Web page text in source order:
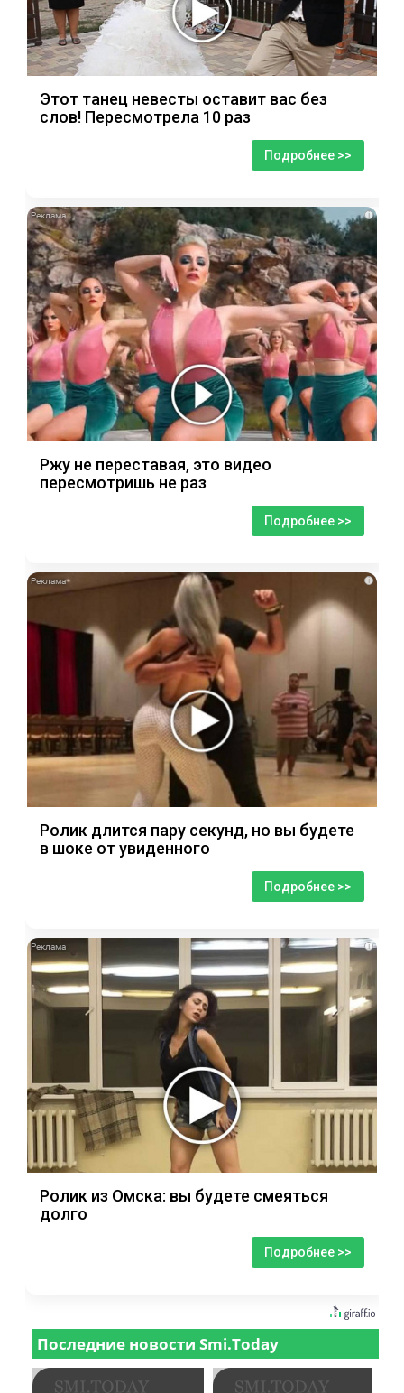
Этот танец невесты оставит вас без
слов! Пересмотрела 10 раз
Подробнее >>
i
Ржу не переставая, это видео
пересмотришь не раз
Подробнее >>
i
Ролик длится пару секунд, но вы будете
в шоке от увиденного
Подробнее >>
i
Ролик из Омска: вы будете смеяться
долго
Подробнее >>